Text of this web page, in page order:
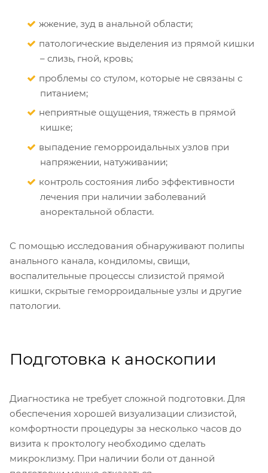
жжение, зуд в анальной области;
патологические выделения из прямой кишки
– слизь, гной, кровь;
проблемы со стулом, которые не связаны с
питанием;
неприятные ощущения, тяжесть в прямой
кишке;
выпадение геморроидальных узлов при
напряжении, натуживании;
контроль состояния либо эффективности
лечения при наличии заболеваний
аноректальной области.
С помощью исследования обнаруживают полипы
анального канала, кондиломы, свищи,
воспалительные процессы слизистой прямой
кишки, скрытые геморроидальные узлы и другие
патологии.
Подготовка к аноскопии
Диагностика не требует сложной подготовки. Для
обеспечения хорошей визуализации слизистой,
комфортности процедуры за несколько часов до
визита к проктологу необходимо сделать
микроклизму. При наличии боли от данной